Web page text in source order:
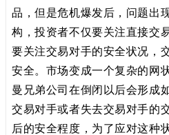
品，但是危机爆发后，问题出
构，投资者不仅要关注直接交
要关注交易对手的安全状况，
安全。市场变成一个复杂的网
曼兄弟公司在倒闭以后会形成
交易对手或者失去交易对手的
后的安全程度，为了应对这种